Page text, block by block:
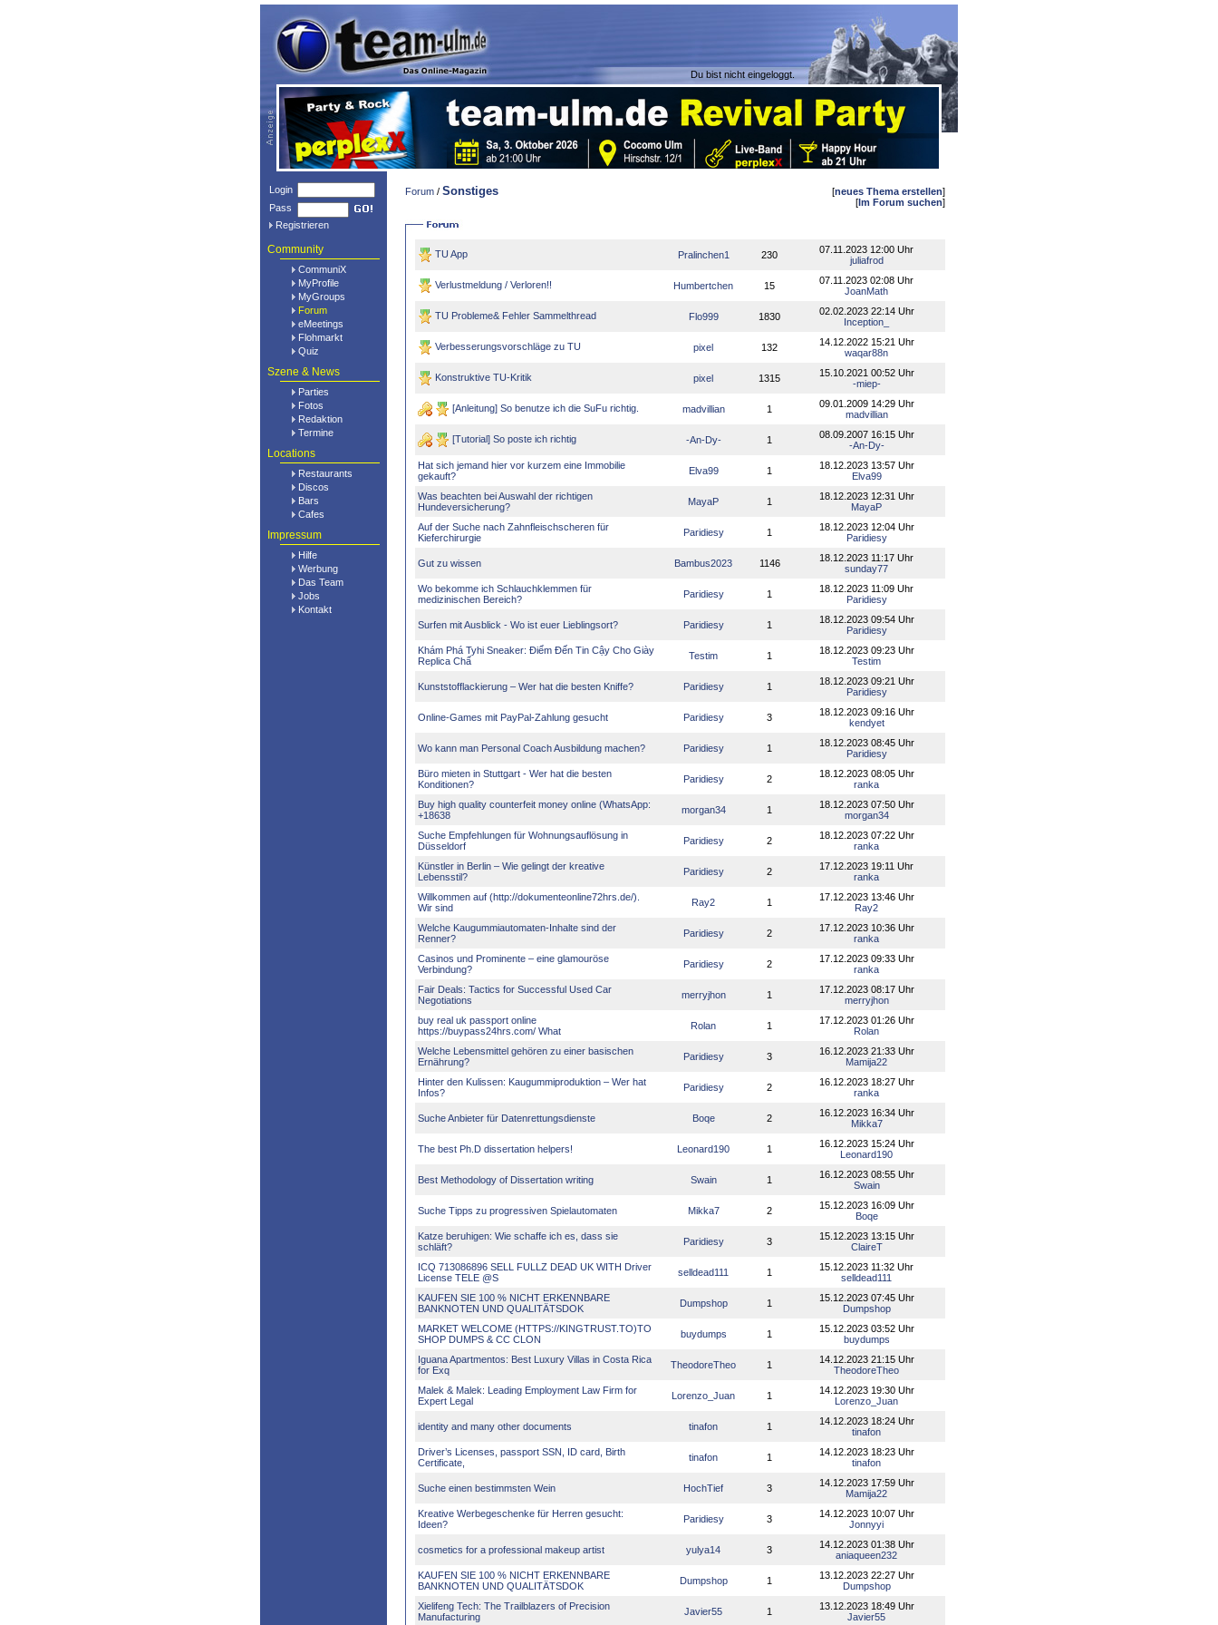
Du bist nicht eingeloggt.
Login
Pass
Registrieren
Community
CommuniX
MyProfile
MyGroups
Forum
eMeetings
Flohmarkt
Quiz
Szene & News
Parties
Fotos
Redaktion
Termine
Locations
Restaurants
Discos
Bars
Cafes
Impressum
Hilfe
Werbung
Das Team
Jobs
Kontakt
Forum / Sonstiges [neues Thema erstellen]
[Im Forum suchen]
TU App Pralinchen1 230
07.11.2023 12:00 Uhr
juliafrod
Verlustmeldung / Verloren!! Humbertchen 15
07.11.2023 02:08 Uhr
JoanMath
TU Probleme& Fehler Sammelthread Flo999 1830
02.02.2023 22:14 Uhr
Inception_
Verbesserungsvorschläge zu TU pixel 132
14.12.2022 15:21 Uhr
waqar88n
Konstruktive TU-Kritik pixel 1315
15.10.2021 00:52 Uhr
-miep-
[Anleitung] So benutze ich die SuFu richtig. madvillian 1
09.01.2009 14:29 Uhr
madvillian
[Tutorial] So poste ich richtig -An-Dy- 1
08.09.2007 16:15 Uhr
-An-Dy-
Hat sich jemand hier vor kurzem eine Immobilie
gekauft?
Elva99 1
18.12.2023 13:57 Uhr
Elva99
Was beachten bei Auswahl der richtigen
Hundeversicherung?
MayaP 1
18.12.2023 12:31 Uhr
MayaP
Auf der Suche nach Zahnfleischscheren für
Kieferchirurgie
Paridiesy 1
18.12.2023 12:04 Uhr
Paridiesy
Gut zu wissen Bambus2023 1146
18.12.2023 11:17 Uhr
sunday77
Wo bekomme ich Schlauchklemmen für
medizinischen Bereich?
Paridiesy 1
18.12.2023 11:09 Uhr
Paridiesy
Surfen mit Ausblick - Wo ist euer Lieblingsort? Paridiesy 1
18.12.2023 09:54 Uhr
Paridiesy
Khám Phá Tyhi Sneaker: Điểm Đến Tin Cậy Cho Giày
Replica Chấ
Testim 1
18.12.2023 09:23 Uhr
Testim
Kunststofflackierung – Wer hat die besten Kniffe? Paridiesy 1
18.12.2023 09:21 Uhr
Paridiesy
Online-Games mit PayPal-Zahlung gesucht Paridiesy 3
18.12.2023 09:16 Uhr
kendyet
Wo kann man Personal Coach Ausbildung machen? Paridiesy 1
18.12.2023 08:45 Uhr
Paridiesy
Büro mieten in Stuttgart - Wer hat die besten
Konditionen?
Paridiesy 2
18.12.2023 08:05 Uhr
ranka
Buy high quality counterfeit money online (WhatsApp:
+18638
morgan34 1
18.12.2023 07:50 Uhr
morgan34
Suche Empfehlungen für Wohnungsauflösung in
Düsseldorf
Paridiesy 2
18.12.2023 07:22 Uhr
ranka
Künstler in Berlin – Wie gelingt der kreative
Lebensstil?
Paridiesy 2
17.12.2023 19:11 Uhr
ranka
Willkommen auf (http://dokumenteonline72hrs.de/).
Wir sind
Ray2 1
17.12.2023 13:46 Uhr
Ray2
Welche Kaugummiautomaten-Inhalte sind der
Renner?
Paridiesy 2
17.12.2023 10:36 Uhr
ranka
Casinos und Prominente – eine glamouröse
Verbindung?
Paridiesy 2
17.12.2023 09:33 Uhr
ranka
Fair Deals: Tactics for Successful Used Car
Negotiations
merryjhon 1
17.12.2023 08:17 Uhr
merryjhon
buy real uk passport online
https://buypass24hrs.com/ What
Rolan 1
17.12.2023 01:26 Uhr
Rolan
Welche Lebensmittel gehören zu einer basischen
Ernährung?
Paridiesy 3
16.12.2023 21:33 Uhr
Mamija22
Hinter den Kulissen: Kaugummiproduktion – Wer hat
Infos?
Paridiesy 2
16.12.2023 18:27 Uhr
ranka
Suche Anbieter für Datenrettungsdienste Boqe 2
16.12.2023 16:34 Uhr
Mikka7
The best Ph.D dissertation helpers! Leonard190 1
16.12.2023 15:24 Uhr
Leonard190
Best Methodology of Dissertation writing Swain 1
16.12.2023 08:55 Uhr
Swain
Suche Tipps zu progressiven Spielautomaten Mikka7 2
15.12.2023 16:09 Uhr
Boqe
Katze beruhigen: Wie schaffe ich es, dass sie
schläft?
Paridiesy 3
15.12.2023 13:15 Uhr
ClaireT
ICQ 713086896 SELL FULLZ DEAD UK WITH Driver
License TELE @S
selldead111 1
15.12.2023 11:32 Uhr
selldead111
KAUFEN SIE 100 % NICHT ERKENNBARE
BANKNOTEN UND QUALITÄTSDOK
Dumpshop 1
15.12.2023 07:45 Uhr
Dumpshop
MARKET WELCOME (HTTPS://KINGTRUST.TO)TO
SHOP DUMPS & CC CLON
buydumps 1
15.12.2023 03:52 Uhr
buydumps
Iguana Apartmentos: Best Luxury Villas in Costa Rica
for Exq
TheodoreTheo 1
14.12.2023 21:15 Uhr
TheodoreTheo
Malek & Malek: Leading Employment Law Firm for
Expert Legal
Lorenzo_Juan 1
14.12.2023 19:30 Uhr
Lorenzo_Juan
identity and many other documents tinafon 1
14.12.2023 18:24 Uhr
tinafon
Driver’s Licenses, passport SSN, ID card, Birth
Certificate,
tinafon 1
14.12.2023 18:23 Uhr
tinafon
Suche einen bestimmsten Wein HochTief 3
14.12.2023 17:59 Uhr
Mamija22
Kreative Werbegeschenke für Herren gesucht:
Ideen?
Paridiesy 3
14.12.2023 10:07 Uhr
Jonnyyi
cosmetics for a professional makeup artist yulya14 3
14.12.2023 01:38 Uhr
aniaqueen232
KAUFEN SIE 100 % NICHT ERKENNBARE
BANKNOTEN UND QUALITÄTSDOK
Dumpshop 1
13.12.2023 22:27 Uhr
Dumpshop
Xielifeng Tech: The Trailblazers of Precision
Manufacturing
Javier55 1
13.12.2023 18:49 Uhr
Javier55